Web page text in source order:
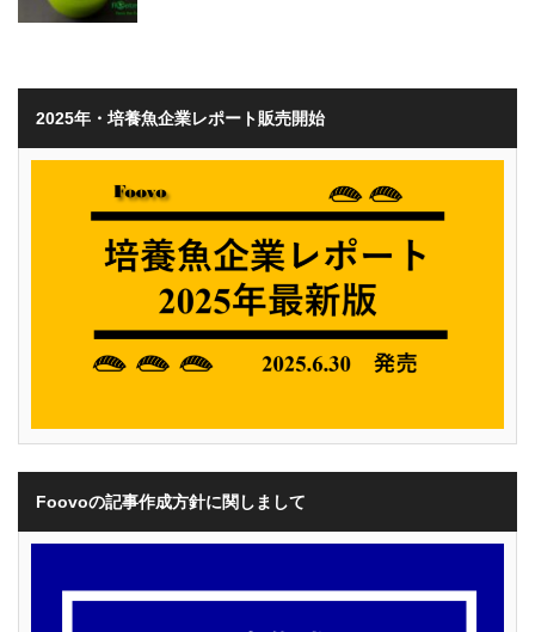
2025年・培養魚企業レポート販売開始
Foovoの記事作成方針に関しまして